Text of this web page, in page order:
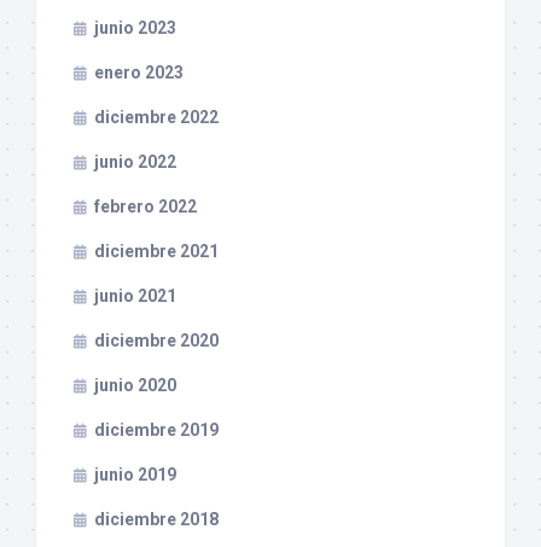
junio 2023
enero 2023
diciembre 2022
junio 2022
febrero 2022
diciembre 2021
junio 2021
diciembre 2020
junio 2020
diciembre 2019
junio 2019
diciembre 2018